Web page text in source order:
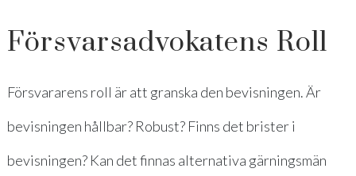
Försvarsadvokatens Roll
Försvararens roll är att granska den bevisningen. Är
bevisningen hållbar? Robust? Finns det brister i
bevisningen? Kan det finnas alternativa gärningsmän